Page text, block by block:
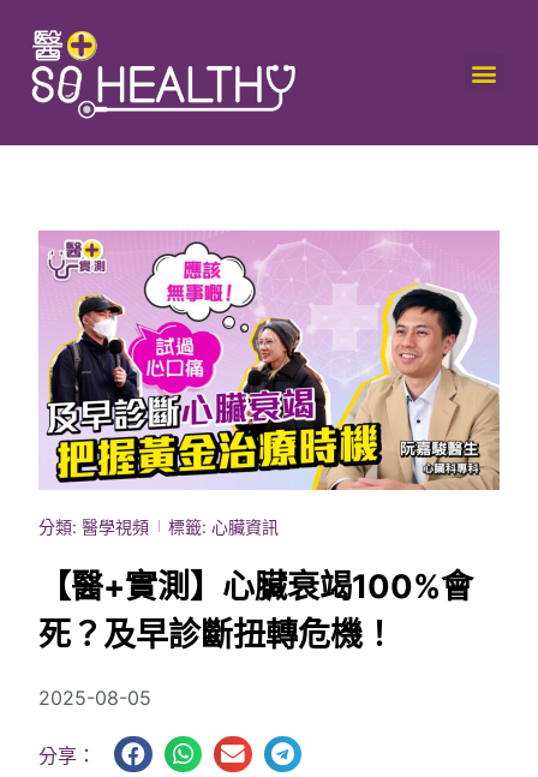
分類: 醫學視頻 標籤: 心臟資訊
【醫+實測】心臟衰竭100%會
死？及早診斷扭轉危機！
2025-08-05
分享：